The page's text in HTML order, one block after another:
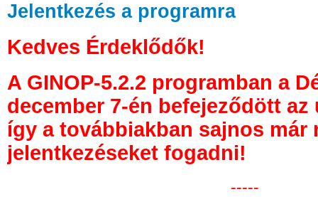
Jelentkezés a programra
Kedves Érdeklődők!
A GINOP-5.2.2 programban a
december 7-én befejeződött
így a továbbiakban sajnos már
jelentkezéseket fogadni!
-----